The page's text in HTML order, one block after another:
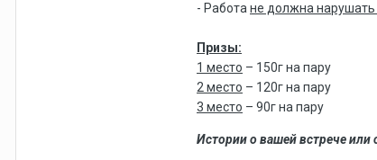
- Работане должна нарушать
Призы:
1 место – 150г на пару
2 место – 120г на пару
3 место – 90г на пару
Истории о вашей встрече